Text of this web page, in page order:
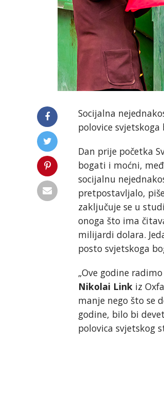
Socijalna
polovice
Dan prije početka
bogati i moćni,
socijalnu
pretpostavljalo,
zaključuje se u
onoga što ima
milijardi dolara.
posto svjetskoga
„Ove godine
Nikolai Link iz
manje nego što se
godine, bilo bi
polovica svjetskog